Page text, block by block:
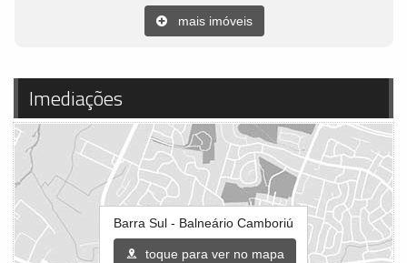
mais imóveis
Imediações
Barra Sul - Balneário Camboriú
toque para ver no mapa